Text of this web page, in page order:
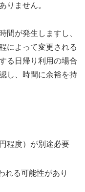
りません。
間が発生しますし、
によって変更される
る日帰り利用の場合
し、時間に余裕を持
程度）が別途必要
れる可能性があり